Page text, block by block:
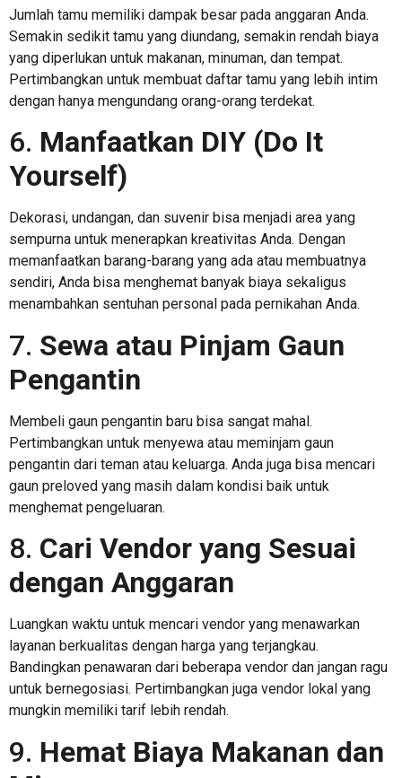
Jumlah tamu memiliki dampak besar pada anggaran Anda.
Semakin sedikit tamu yang diundang, semakin rendah biaya
yang diperlukan untuk makanan, minuman, dan tempat.
Pertimbangkan untuk membuat daftar tamu yang lebih intim
dengan hanya mengundang orang-orang terdekat.
6. Manfaatkan DIY (Do It
Yourself)
Dekorasi, undangan, dan suvenir bisa menjadi area yang
sempurna untuk menerapkan kreativitas Anda. Dengan
memanfaatkan barang-barang yang ada atau membuatnya
sendiri, Anda bisa menghemat banyak biaya sekaligus
menambahkan sentuhan personal pada pernikahan Anda.
7. Sewa atau Pinjam Gaun
Pengantin
Membeli gaun pengantin baru bisa sangat mahal.
Pertimbangkan untuk menyewa atau meminjam gaun
pengantin dari teman atau keluarga. Anda juga bisa mencari
gaun preloved yang masih dalam kondisi baik untuk
menghemat pengeluaran.
8. Cari Vendor yang Sesuai
dengan Anggaran
Luangkan waktu untuk mencari vendor yang menawarkan
layanan berkualitas dengan harga yang terjangkau.
Bandingkan penawaran dari beberapa vendor dan jangan ragu
untuk bernegosiasi. Pertimbangkan juga vendor lokal yang
mungkin memiliki tarif lebih rendah.
9. Hemat Biaya Makanan dan